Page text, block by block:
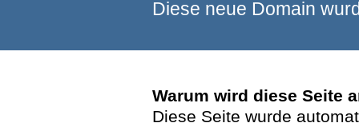
Diese neue Domain
Warum wird diese Seite
Diese Seite wurde